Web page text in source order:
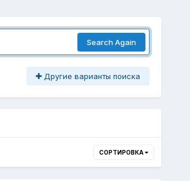
Search Again
Другие варианты поиска
СОРТИРОВКА